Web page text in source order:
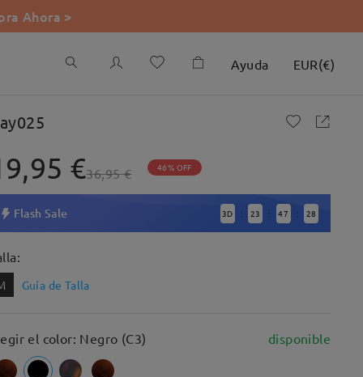
Ahora >
Ayuda EUR(€)
€36,95 € 46% OFF
Flash Sale 3D : 23 : 47 : 27
Guía de Talla
el color: Negro (C3) disponible